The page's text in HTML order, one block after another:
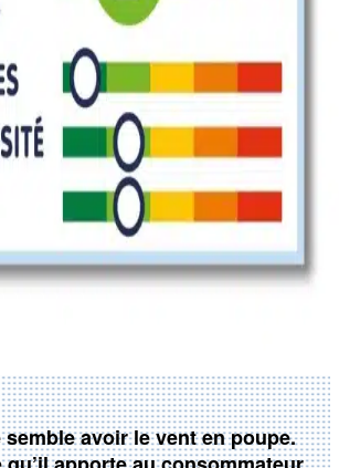
avoir le vent en poupe.